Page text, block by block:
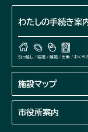
わたしの手続き案
引っ越し / 結婚 / 離婚 / 出産 / おくや
施設マップ
市役所案内